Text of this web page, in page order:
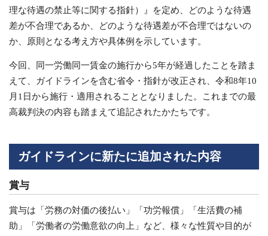
理な待遇の禁止等に関する指針）』を定め、どのような待遇
差が不合理であるか、どのような待遇差が不合理ではないの
か、原則となる考え方や具体例を示しています。
今回、同一労働同一賃金の施行から5年が経過したことを踏ま
えて、ガイドラインを含む省令・指針が改正され、令和8年10
月1日から施行・適用されることとなりました。これまでの最
高裁判決の内容も踏まえて追記されたかたちです。
ガイドラインに新たに追加された内容
賞与
賞与は「労務の対価の後払い」「功労報償」「生活費の補
助」「労働者の労働意欲の向上」など、様々な性質や目的が